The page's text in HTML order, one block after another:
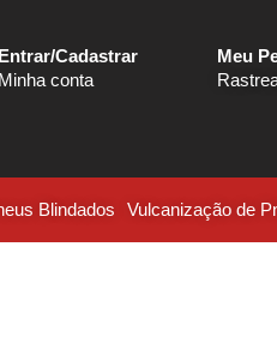
Entrar/Cadastrar
Minha conta
Meu
Blindados Vulcanização de